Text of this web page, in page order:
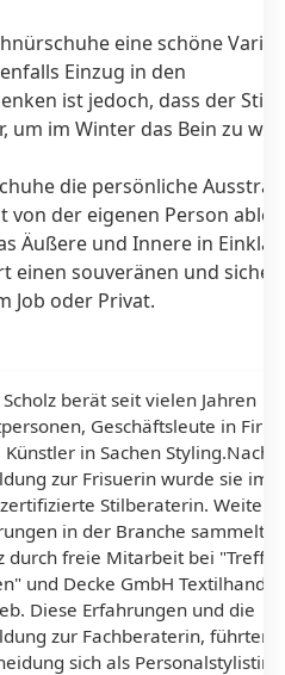
eine schöne
Einzug in den
ist jedoch, dass der
um im Winter das Bein zu
die persönliche
von der eigenen Person
Äußere und Innere in
einen souveränen und
Job oder Privat.
berät seit vielen Jahren
Geschäftsleute in
Künstler in Sachen Styling.Nach
zur Frisuerin wurde sie im
Stilberaterin. Weitere
in der Branche sammelte
durch freie Mitarbeit bei
und Decke GmbH
Diese Erfahrungen und die
zur Fachberaterin, führten
sich als Personalstylistin